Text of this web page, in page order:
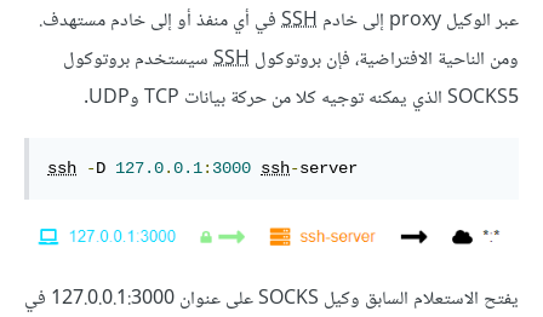
عبر الوكيل proxy إلى خادم
SSHفي أي منفذ أو إلى خادم مستهدف.
ومن الناحية الافتراضية، فإن بروتوكول SSHسيستخدم بروتوكول
SOCKS5 الذي يمكنه توجيه كلا من حركة بيانات TCP وUDP.
ssh -D 127.0.0.1: 3000 ssh-server
يفتح الاستعلام السابق وكيل SOCKS على عنوان 127.0.0.1:3000 في